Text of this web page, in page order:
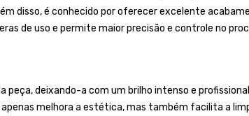
disso, é conhecido por oferecer excelente
de uso e permite maior precisão e controle no
deixando-a com um brilho intenso e
melhora a estética, mas também facilita a